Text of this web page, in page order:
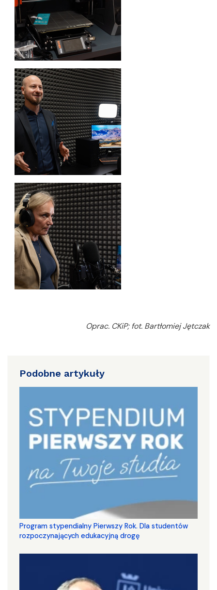
Oprac. CKiP; fot. Bartłomiej Jętczak
Podobne artykuły
Program stypendialny Pierwszy Rok. Dla studentów
rozpoczynających edukacyjną drogę